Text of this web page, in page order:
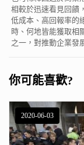
相較於迅速看見回饋
低成本、高回報率的
時、何地皆能獲取相
之一，對推動企業發
你可能喜歡?
2020-06-03